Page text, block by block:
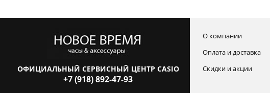
ОФИЦИАЛЬНЫЙ СЕРВИСНЫЙ ЦЕНТР CASIO
+7 (918) 892-47-93
О компании
Оплата и доставка
Скидки и акции